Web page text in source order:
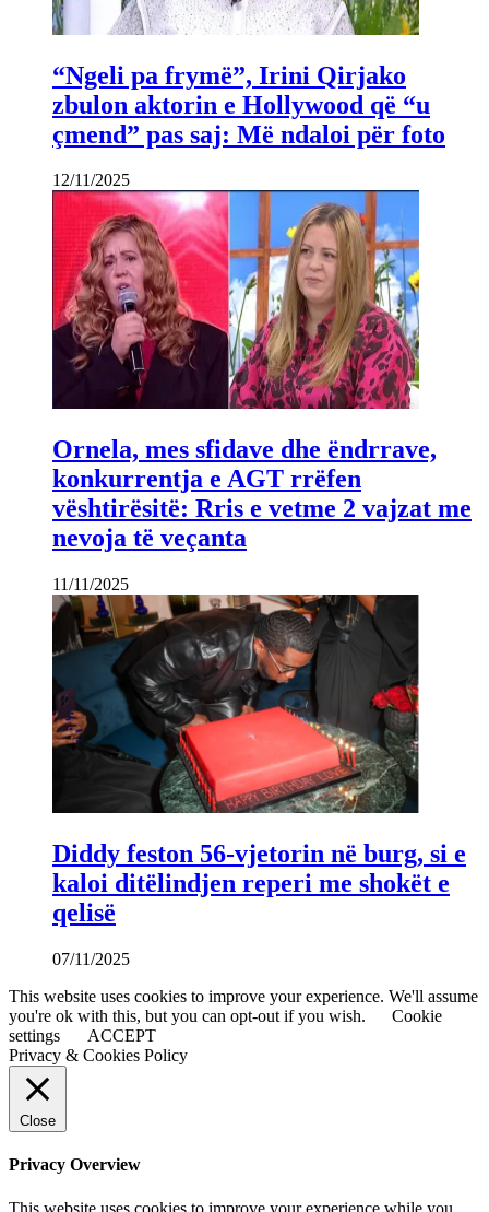
“Ngeli pa frymë”, Irini Qirjako
zbulon aktorin e Hollywood që “u
çmend” pas saj: Më ndaloi për foto
12/11/2025
Ornela, mes sfidave dhe ëndrrave,
konkurrentja e AGT rrëfen
vështirësitë: Rris e vetme 2 vajzat me
nevoja të veçanta
11/11/2025
Diddy feston 56-vjetorin në burg, si e
kaloi ditëlindjen reperi me shokët e
qelisë
07/11/2025
This website uses cookies to improve your experience. We'll assume
you're ok with this, but you can opt-out if you wish.
Cookie
settings
ACCEPT
Privacy & Cookies Policy
Close
Privacy Overview
This website uses cookies to improve your experience while you